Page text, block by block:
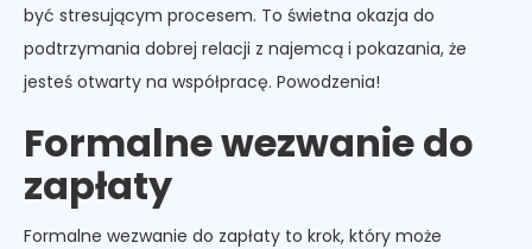
być stresującym procesem. To świetna okazja do
podtrzymania dobrej relacji z najemcą i pokazania, że
jesteś otwarty na współpracę. Powodzenia!
Formalne wezwanie do
zapłaty
Formalne wezwanie do zapłaty to krok, który może